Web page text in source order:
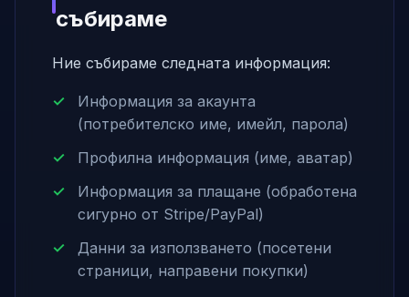
събираме
Ние събираме следната информация:
Информация за акаунта
(потребителско име, имейл, парола)
Профилна информация (име, аватар)
Информация за плащане (обработена
сигурно от Stripe/PayPal)
Данни за използването (посетени
страници, направени покупки)